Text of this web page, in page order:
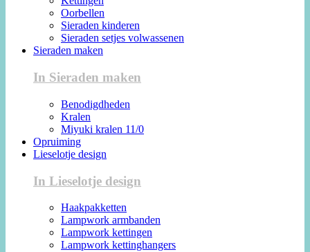
Oorbellen
Sieraden kinderen
Sieraden setjes volwassenen
Sieraden maken
In Sieraden maken
Benodigdheden
Kralen
Miyuki kralen 11/0
Opruiming
Lieselotje design
In Lieselotje design
Haakpakketten
Lampwork armbanden
Lampwork kettingen
Lampwork kettinghangers